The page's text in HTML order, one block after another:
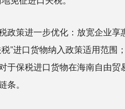
策进一步优化：放宽企业享
”进口货物纳入政策适用范
于保税进口货物在海南自由
。